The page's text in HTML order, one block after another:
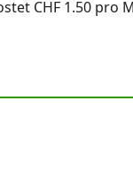
CHF 1.50 pro